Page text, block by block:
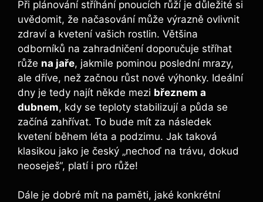
Při plánování stříhání ⁢pnoucích růží je důležité si
uvědomit, ⁤že⁣ načasování může výrazně ovlivnit⁤
zdraví a kvetení vašich rostlin. Většina
odborníků na ‍zahradničení doporučuje stříhat
růže na jaře, jakmile pominou‌ poslední mrazy,
ale dříve, než začnou růst nové ​výhonky. ⁣Ideální
​dny je tedy ⁣najít někde mezi březnem a
dubnem, kdy se teploty ​stabilizují a půda se
začíná zahřívat. To bude mít za následek
kvetení‌ během léta a podzimu. Jak taková
klasikou jako je český „nechoď ‍na trávu, dokud
neoseješ“, platí i pro růže!
Dále je dobré mít ⁤na paměti, ‌jaké konkrétní